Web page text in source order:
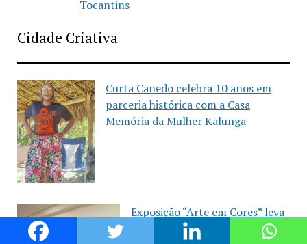
Tocantins
Cidade Criativa
Curta Canedo celebra 10 anos em
parceria histórica com a Casa
Memória da Mulher Kalunga
Exposição “Arte em Cores” leva
pinturas a espaços públicos de